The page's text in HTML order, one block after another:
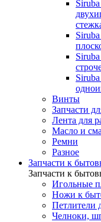
Винты
Запчасти
Лента для
Масло и
Ремни
Разное
Запчасти к
Запчасти к
Игольные
Ножи к
Петлители
Челноки,